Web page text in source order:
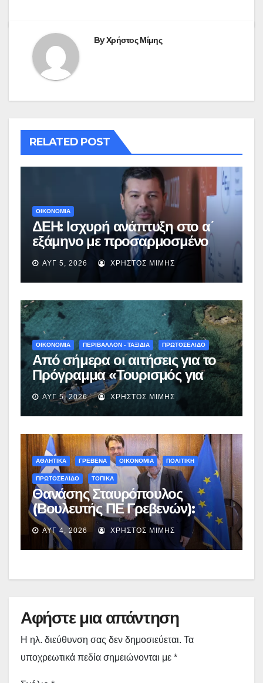
ByΧρήστος Μίμης
RELATED POST
ΟΙΚΟΝΟΜΙΑ
ΔΕΗ: Ισχυρή ανάπτυξη στο α΄
εξάμηνο με προσαρμοσμένο
EBITDA στα €1,2 δισ.
ΑΥΓ 5, 2026 ΧΡΉΣΤΟΣ ΜΊΜΗΣ
ΟΙΚΟΝΟΜΙΑ ΠΕΡΙΒΑΛΛΟΝ - ΤΑΞΙΔΙΑ ΠΡΩΤΟΣΕΛΙΔΟ
Από σήμερα οι αιτήσεις για το
Πρόγραμμα «Τουρισμός για
Όλους 2026-2027» – Πότε λήγει
η προσθεσμία
ΑΥΓ 5, 2026 ΧΡΉΣΤΟΣ ΜΊΜΗΣ
ΑΘΛΗΤΙΚΑ ΓΡΕΒΕΝΑ ΟΙΚΟΝΟΜΙΑ ΠΟΛΙΤΙΚΗ
ΠΡΩΤΟΣΕΛΙΔΟ ΤΟΠΙΚΑ
Θανάσης Σταυρόπουλος
(Βουλευτής ΠΕ Γρεβενών):
Έκτακτη χρηματοδότηση
400.000€ για επιπλέον
εργασίες στο Δημοτικό Στάδιο
ΑΥΓ 4, 2026 ΧΡΉΣΤΟΣ ΜΊΜΗΣ
Αφήστε μια απάντηση
Η ηλ. διεύθυνση σας δεν δημοσιεύεται. Τα
υποχρεωτικά πεδία σημειώνονται με *